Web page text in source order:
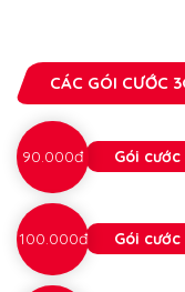
CÁC GÓI CƯỚC
90.000đ Gói cước
100.000đ Gói cước